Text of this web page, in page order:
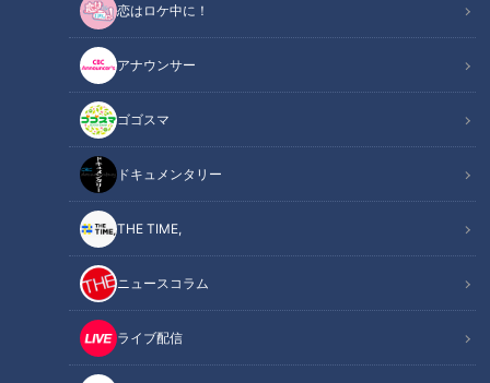
恋はロケ中に！
アナウンサー
ゴゴスマ
ドキュメンタリー
THE TIME,
ニュースコラム
ライブ配信
記事に戻る
この記事を見たあなたへのおすすめ